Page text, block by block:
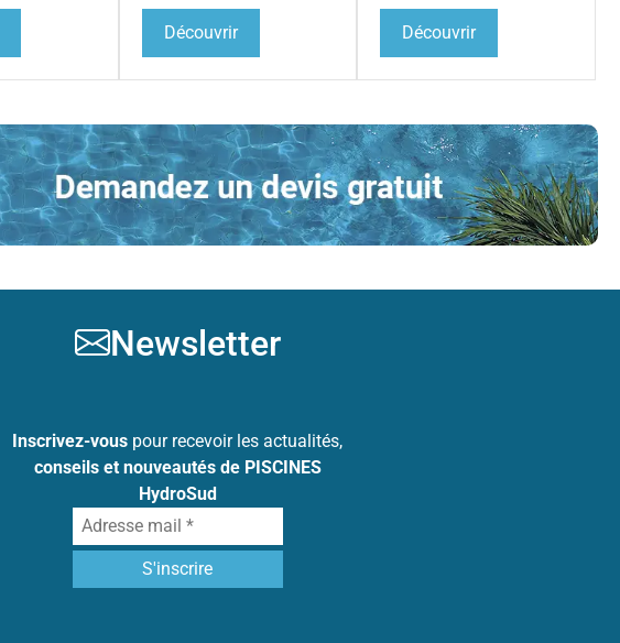
Découvrir Découvrir
Newsletter
Inscrivez-vous pour recevoir les actualités,
conseils et nouveautés de PISCINES
HydroSud